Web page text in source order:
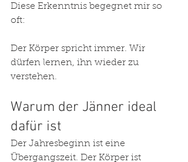
Diese Erkenntnis begegnet mir so
oft:
Der Körper spricht immer. Wir
dürfen lernen, ihn wieder zu
verstehen.
Warum der Jänner ideal
dafür ist
Der Jahresbeginn ist eine
Übergangszeit. Der Körper ist